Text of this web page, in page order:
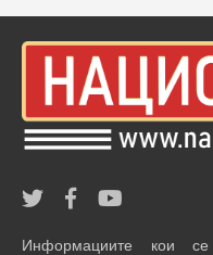
Информациите кои